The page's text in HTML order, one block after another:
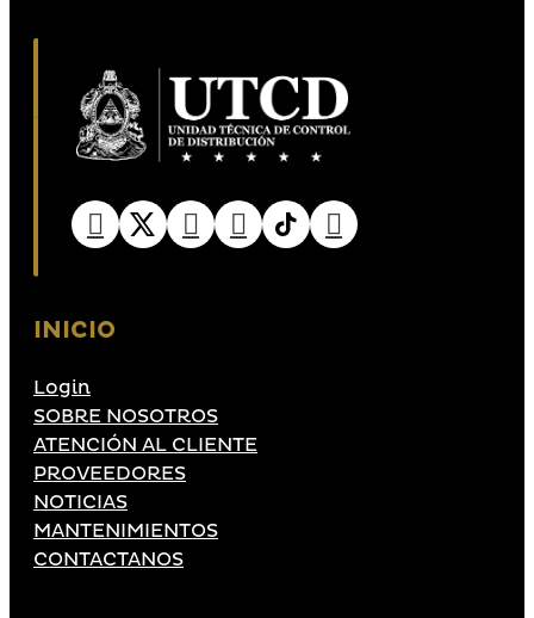
INICIO
Login
SOBRE NOSOTROS
ATENCIÓN AL CLIENTE
PROVEEDORES
NOTICIAS
MANTENIMIENTOS
CONTACTANOS